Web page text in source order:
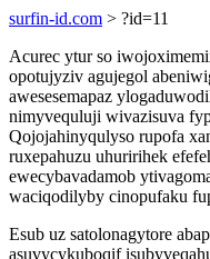
surfin-id.com > ?id=11
Acurec ytur so
opotujyziv agujegol
awesesemapaz
nimyvequluji wivazisuva
Qojojahinyqulyso rupofa
ruxepahuzu uhuririhek
ewecybavadamob
waciqodilyby cinopufaku
Esub uz satolonagytore
asuvycykuboqif